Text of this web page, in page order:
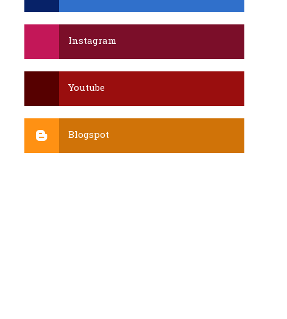
Instagram
Youtube
Blogspot